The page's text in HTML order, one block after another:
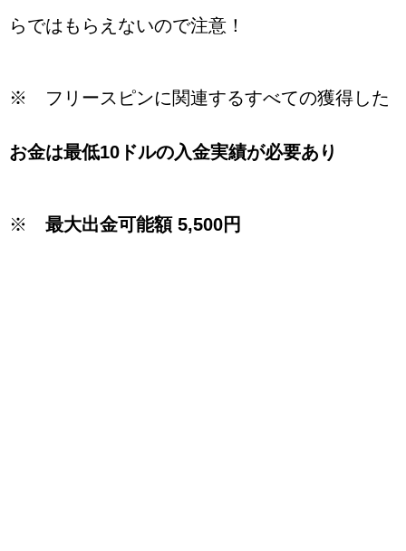
らではもらえないので注意！
※ フリースピンに関連するすべての獲得した
お金は最低10ドルの入金実績が必要あり
※ 最大出金可能額 5,500円